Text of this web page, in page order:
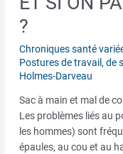
?
Chroniques santé
Postures de travail, de
Holmes-Darveau
Sac à main et mal de
Les problèmes liés au
les hommes) sont
épaules, au cou et au
on
parlait
sac
à